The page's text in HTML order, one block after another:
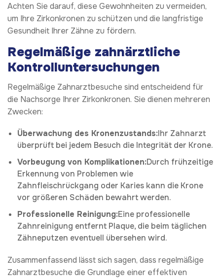
Achten Sie darauf, diese Gewohnheiten zu vermeiden,
um Ihre Zirkonkronen zu schützen und die langfristige
Gesundheit Ihrer Zähne zu fördern.
Regelmäßige zahnärztliche
Kontrolluntersuchungen
Regelmäßige Zahnarztbesuche sind entscheidend für
die Nachsorge Ihrer Zirkonkronen. Sie dienen mehreren
Zwecken:
Überwachung des Kronenzustands:Ihr Zahnarzt
überprüft bei jedem Besuch die Integrität der Krone.
Vorbeugung von Komplikationen:Durch frühzeitige
Erkennung von Problemen wie
Zahnfleischrückgang oder Karies kann die Krone
vor größeren Schäden bewahrt werden.
Professionelle Reinigung:Eine professionelle
Zahnreinigung entfernt Plaque, die beim täglichen
Zähneputzen eventuell übersehen wird.
Zusammenfassend lässt sich sagen, dass regelmäßige
Zahnarztbesuche die Grundlage einer effektiven